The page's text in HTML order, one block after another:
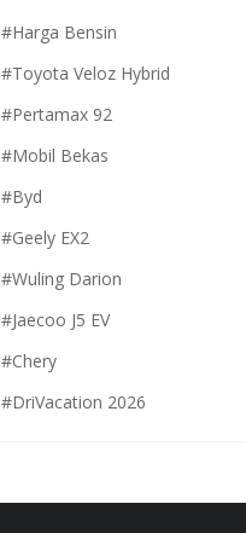
#Harga Bensin
#Toyota Veloz Hybrid
#Pertamax 92
#Mobil Bekas
#Byd
#Geely EX2
#Wuling Darion
#Jaecoo J5 EV
#Chery
#DriVacation 2026